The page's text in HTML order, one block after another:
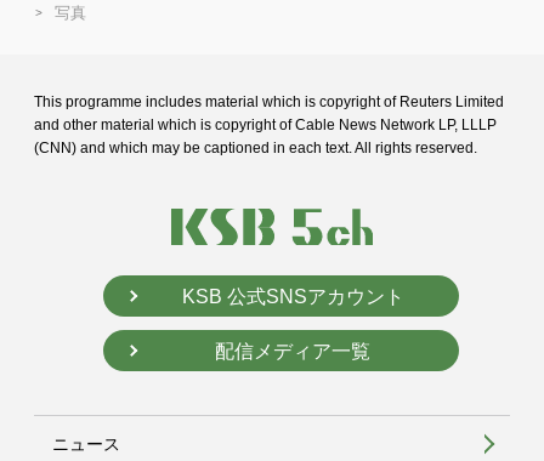
写真
This programme includes material which is copyright of Reuters Limited
and other material which is copyright of Cable News Network LP, LLLP
(CNN) and which may be captioned in each text. All rights reserved.
KSB 公式SNSアカウント
配信メディア一覧
ニュース